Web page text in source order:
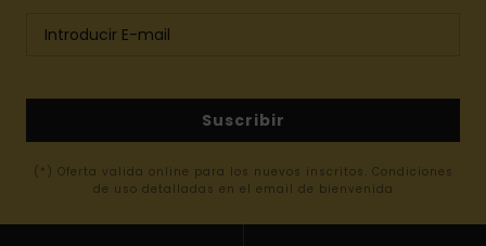
Suscribir
(*) Oferta valida online para los nuevos inscritos. Condiciones
de uso detalladas en el email de bienvenida